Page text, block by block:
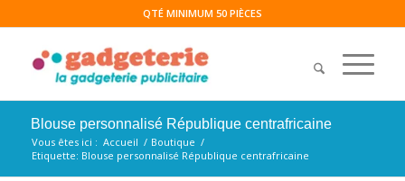
QTÉ MINIMUM 50 PIÈCES
Blouse personnalisé République centrafricaine
Vous êtes ici : Accueil / Boutique /
Etiquette: Blouse personnalisé République centrafricaine